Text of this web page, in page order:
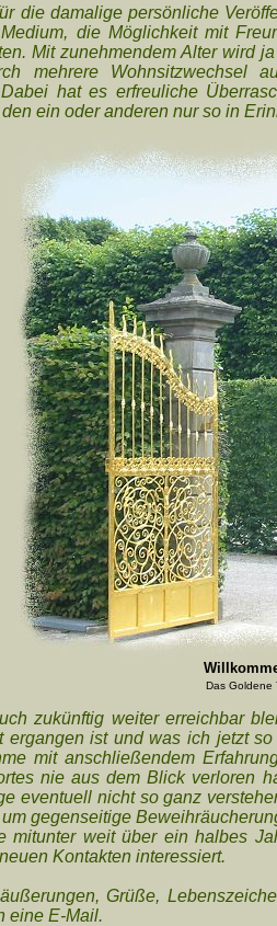
die damalige persönliche
die Möglichkeit mit
Mit zunehmendem Alter wird
mehrere Wohnsitzwechsel
hat es erfreuliche
ein oder anderen nur so in
Das Goldene
zukünftig weiter erreichbar
ergangen ist und was ich jetzt
mit anschließendem
nie aus dem Blick verloren
eventuell nicht so ganz
gegenseitige
mitunter weit über ein halbes
Kontakten interessiert.
Grüße,
eine E-Mail.